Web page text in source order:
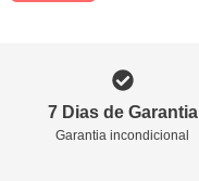
7 Dias de Garantia
Garantia incondicional